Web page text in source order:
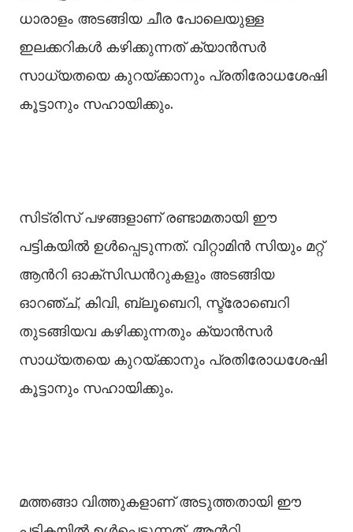
ധാരാളം അടങ്ങിയ ചീര പോലെയുള്ള
ഇലക്കറികള്‍ കഴിക്കുന്നത് ക്യാന്‍സര്‍
സാധ്യതയെ കുറയ്ക്കാനും പ്രതിരോധശേഷി
കൂട്ടാനും സഹായിക്കും.
സിട്രിസ് പഴങ്ങളാണ് രണ്ടാമതായി ഈ
പട്ടികയില്‍ ഉള്‍പ്പെടുന്നത്. വിറ്റാമിന്‍ സിയും മറ്റ്
ആന്‍റി ഓക്സിഡന്‍റുകളും അടങ്ങിയ
ഓറഞ്ച്, കിവി, ബ്ലൂബെറി, സ്ട്രോബെറി
തുടങ്ങിയവ കഴിക്കുന്നതും ക്യാന്‍സര്‍
സാധ്യതയെ കുറയ്ക്കാനും പ്രതിരോധശേഷി
കൂട്ടാനും സഹായിക്കും.
മത്തങ്ങാ വിത്തുകളാണ് അടുത്തതായി ഈ